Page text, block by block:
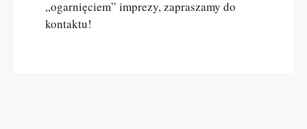
„ogarnięciem” imprezy, zapraszamy do
kontaktu!